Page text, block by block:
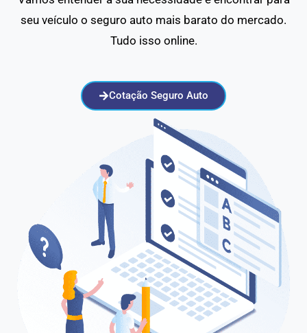
seu veículo o seguro auto mais barato do mercado.
Tudo isso online.
Cotação Seguro Auto